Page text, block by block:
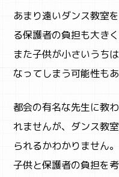
あまり遠いダンス教室
る保護者の負担も大きく
また子供が小さいうち
なってしまう可能性もあ
都会の有名な先生に教
れませんが、ダンス教
られるかわかりません。
子供と保護者の負担を